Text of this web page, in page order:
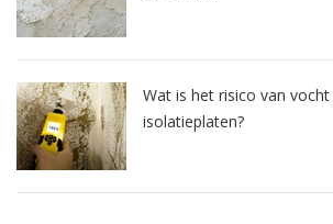
Wat is het risico van
isolatieplaten?